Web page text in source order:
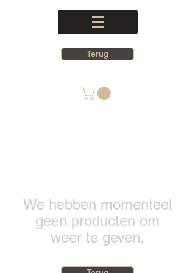
Terug
We hebben momenteel
geen producten om
weer te geven.